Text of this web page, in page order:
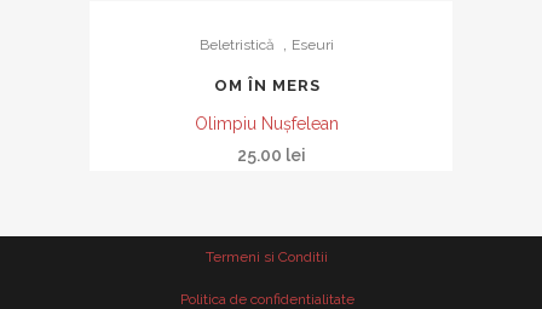
Beletristică Eseuri
OM ÎN MERS
Olimpiu Nușfelean
25.00 lei
Termeni si Conditii
Politica de confidentialitate